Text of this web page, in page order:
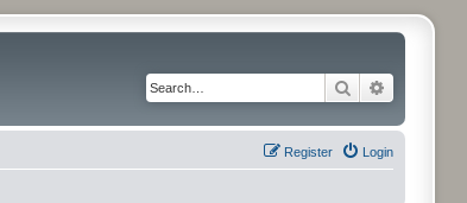
Search
Login
Register